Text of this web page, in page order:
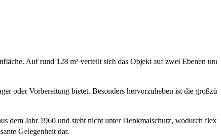
Auf rund 128 m² verteilt sich das Objekt auf zwei Ebenen und
oder Vorbereitung bietet. Besonders hervorzuheben ist die
dem Jahr 1960 und steht nicht unter Denkmalschutz, wodurch
Gelegenheit dar.